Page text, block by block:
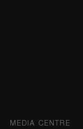
MEDIA CENTRE